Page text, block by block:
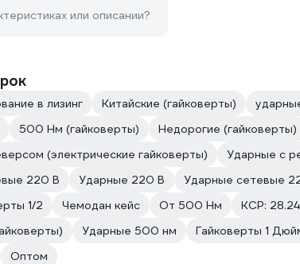
или описании?
в лизинг Китайские (гайковерты)
500 Нм (гайковерты) Недорогие (гайковерты)
(электрические гайковерты) Ударные с
220 В Ударные 220 В Ударные сетевые
1/2
Чемодан кейс От 500 Нм КСР:
Ударные 500 нм Гайковерты 1
Оптом